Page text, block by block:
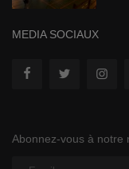
MEDIA SOCIAUX
Abonnez-vous à notre